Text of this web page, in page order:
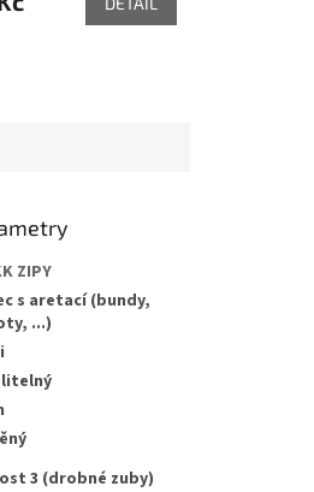
ZIPY
s aretací (bundy,
...)
3 (drobné zuby)